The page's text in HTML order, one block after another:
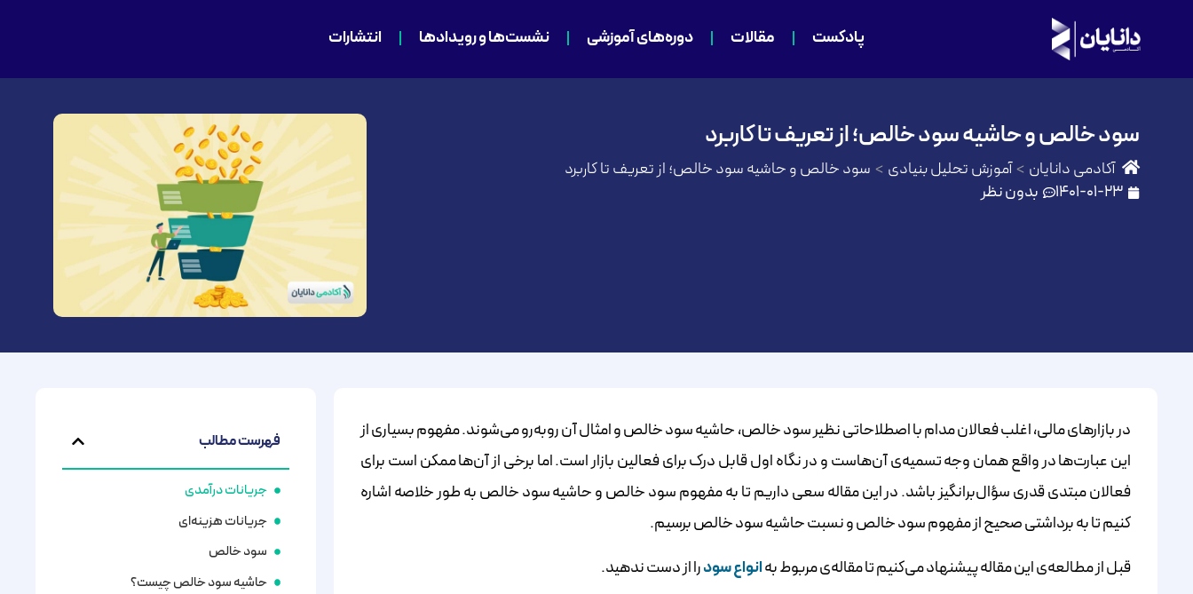
پادکست مقالات دوره‌های آموزشی نشست‌ها و رویدادها انتشارات
سود خالص و حاشیه سود خالص؛ از تعریف تا کاربرد
آکادمی دانایان آموزش تحلیل بنیادی
سود خالص و حاشیه سود خالص؛ از تعریف تا کاربرد
1401-01-23
بدون نظر
در بازارهای مالی، اغلب فعالان مدام با اصطلاحاتی نظیر سود خالص، حاشیه سود خالص و امثال آن روبه‌رو می‌شوند. مفهوم بسیاری از
این عبارت‌ها در واقع همان وجه تسمیه‌ی آن‌هاست و در نگاه اول قابل‌ درک برای فعالین بازار است. اما برخی از آن‌ها ممکن است برای
فعالان مبتدی قدری سؤال‌برانگیز باشد. در این مقاله سعی داریم تا به مفهوم سود خالص و حاشیه سود خالص به طور خلاصه اشاره
کنیم تا به برداشتی صحیح از مفهوم سود خالص و نسبت حاشیه سود خالص برسیم.
قبل از مطالعه‌ی این مقاله پیشنهاد می‌کنیم تا مقاله‌ی مربوط بهانواع سودرا از دست ندهید.
فهرست مطالب
جریانات درآمدی
جریانات هزینه‌ای
سود خالص
حاشیه سود خالص چیست؟